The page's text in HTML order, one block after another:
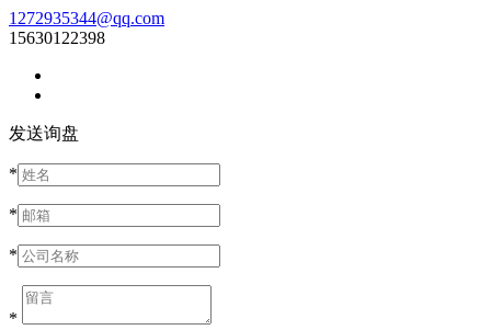
1272935344@qq.com
15630122398
发送询盘
*
*
*
*